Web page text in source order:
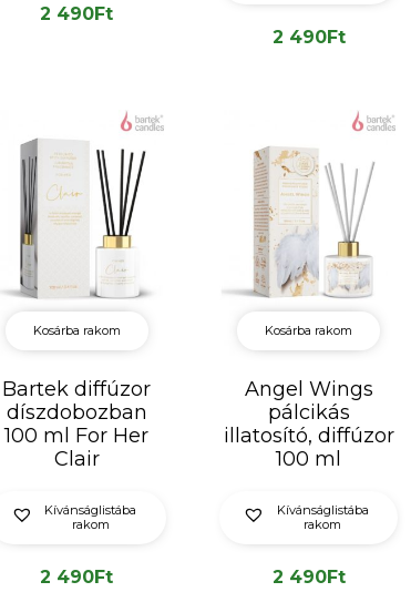
2 490Ft
2 490Ft
Kosárba rakom
Bartek diffúzor
díszdobozban
100 ml For Her
Clair
Kívánságlistába
rakom
2 490Ft
Kosárba rakom
Angel Wings
pálcikás
illatosító, diffúzor
100 ml
Kívánságlistába
rakom
2 490Ft